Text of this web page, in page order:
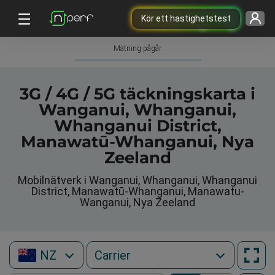
Kör ett hastighetstest
Mätning pågår
3G / 4G / 5G täckningskarta i
Wanganui, Whanganui,
Whanganui District,
Manawatū-Whanganui, Nya
Zeeland
Mobilnätverk i Wanganui, Whanganui, Whanganui
District, Manawatū-Whanganui, Manawatu-
Wanganui, Nya Zeeland
NZ